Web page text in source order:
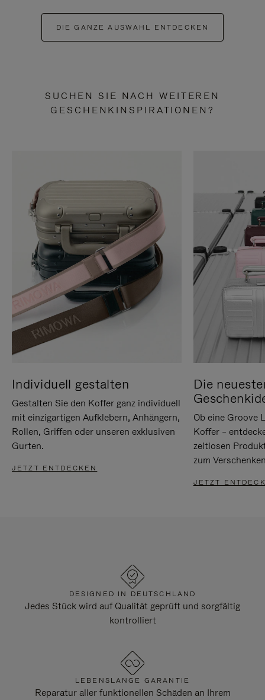
DIE GANZE AUSWAHL ENTDECKEN
SUCHEN SIE NACH WEITEREN
GESCHENKINSPIRATIONEN?
Individuell gestalten
Gestalten Sie den Koffer ganz individuell
mit einzigartigen Aufklebern, Anhängern,
Rollen, Griffen oder unseren exklusiven
Gurten.
JETZT ENTDECKEN
Die
Ob eine Groove
Koffer –
zeitlosen
zum
JETZT
DESIGNED IN DEUTSCHLAND
Jedes Stück wird auf Qualität geprüft und sorgfältig
kontrolliert
LEBENSLANGE GARANTIE
Reparatur aller funktionellen Schäden an Ihrem